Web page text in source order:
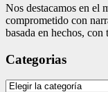
Nos destacamos en el
comprometido con
basada en hechos,
Categorias
Categorias